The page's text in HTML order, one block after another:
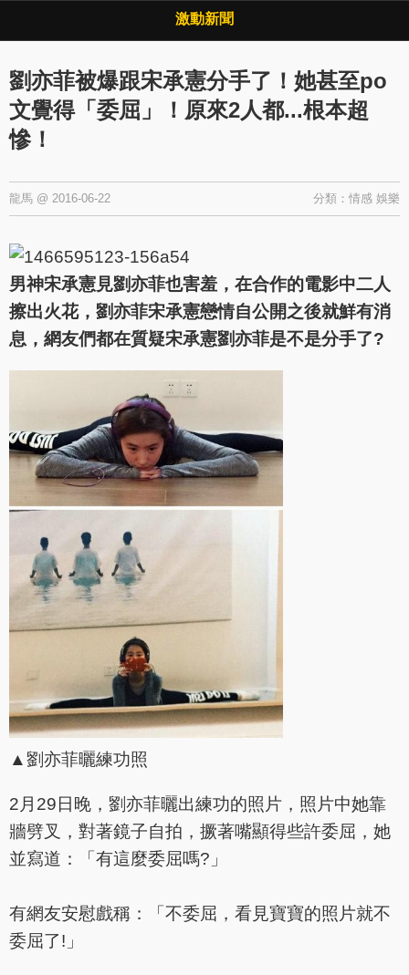
激動新聞
劉亦菲被爆跟宋承憲分手了！她甚至po
文覺得「委屈」！原來2人都...根本超
慘！
分類： 情感 娛樂
龍馬 @ 2016-06-22
男神宋承憲見劉亦菲也害羞，在合作的電影中二人
擦出火花，劉亦菲宋承憲戀情自公開之後就鮮有消
息，網友們都在質疑宋承憲劉亦菲是不是分手了?
▲劉亦菲曬練功照
2月29日晚，劉亦菲曬出練功的照片，照片中她靠
牆劈叉，對著鏡子自拍，撅著嘴顯得些許委屈，她
並寫道：「有這麼委屈嗎?」
有網友安慰戲稱：「不委屈，看見寶寶的照片就不
委屈了!」
Copyright © 2026 ·激動新聞